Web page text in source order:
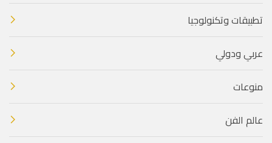
تطبيقات وتكنولوجيا
عربي ودولي
منوعات
عالم الفن